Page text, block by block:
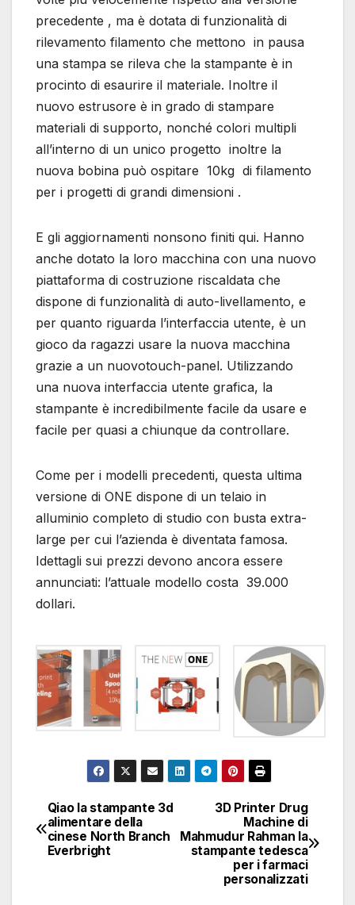
precedente , ma è dotata di funzionalità di
rilevamento filamento che mettono in pausa
una stampa se rileva che la stampante è in
procinto di esaurire il materiale. Inoltre il
nuovo estrusore è in grado di stampare
materiali di supporto, nonché colori multipli
all’interno di un unico progetto inoltre la
nuova bobina può ospitare 10kg di filamento
per i progetti di grandi dimensioni .
E gli aggiornamenti nonsono finiti qui. Hanno
anche dotato la loro macchina con una nuovo
piattaforma di costruzione riscaldata che
dispone di funzionalità di auto-livellamento, e
per quanto riguarda l’interfaccia utente, è un
gioco da ragazzi usare la nuova macchina
grazie a un nuovotouch-panel. Utilizzando
una nuova interfaccia utente grafica, la
stampante è incredibilmente facile da usare e
facile per quasi a chiunque da controllare.
Come per i modelli precedenti, questa ultima
versione di ONE dispone di un telaio in
alluminio completo di studio con busta extra-
large per cui l’azienda è diventata famosa.
Idettagli sui prezzi devono ancora essere
annunciati: l’attuale modello costa 39.000
dollari.
Navigazione
articoli
3D Printer Drug
Machine di
Mahmudur Rahman la
stampante tedesca
per i farmaci
personalizzati
Qiao la stampante 3d
alimentare della
cinese North Branch
Everbright